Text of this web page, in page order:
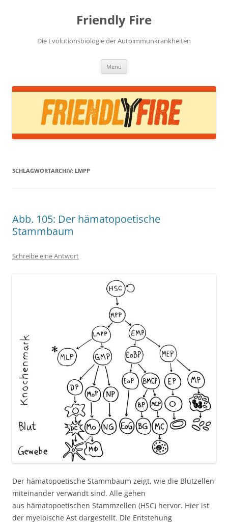
Friendly Fire
Die Evolutionsbiologie der Autoimmunkrankheiten
Menü
SCHLAGWORTARCHIV: LMPP
Abb. 105: Der hämatopoetische
Stammbaum
Schreibe eine Antwort
Der hämatopoetische Stammbaum zeigt, wie die Blutzellen
miteinander verwandt sind. Alle gehen
aus hämatopoetischen Stammzellen (HSC) hervor. Hier ist
der myeloische Ast dargestellt. Die Entstehung